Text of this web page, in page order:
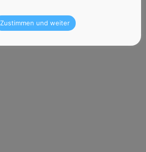
Zustimmen und weiter